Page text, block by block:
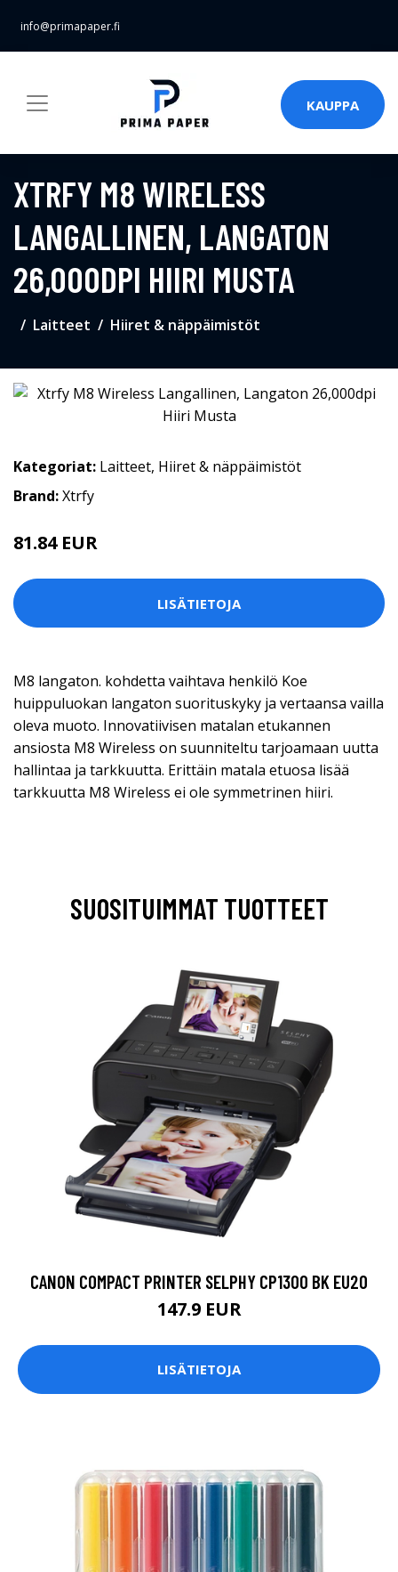
info@primapaper.fi
KAUPPA
XTRFY M8 WIRELESS
LANGALLINEN, LANGATON
26,000DPI HIIRI MUSTA
Laitteet Hiiret & näppäimistöt
Kategoriat: Laitteet, Hiiret & näppäimistöt
Brand:Xtrfy
81.84 EUR
LISÄTIETOJA
M8 langaton. kohdetta vaihtava henkilö Koe
huippuluokan langaton suorituskyky ja vertaansa vailla
oleva muoto. Innovatiivisen matalan etukannen
ansiosta M8 Wireless on suunniteltu tarjoamaan uutta
hallintaa ja tarkkuutta. Erittäin matala etuosa lisää
tarkkuutta M8 Wireless ei ole symmetrinen hiiri.
SUOSITUIMMAT TUOTTEET
CANON COMPACT PRINTER SELPHY CP1300 BK EU20
147.9 EUR
LISÄTIETOJA